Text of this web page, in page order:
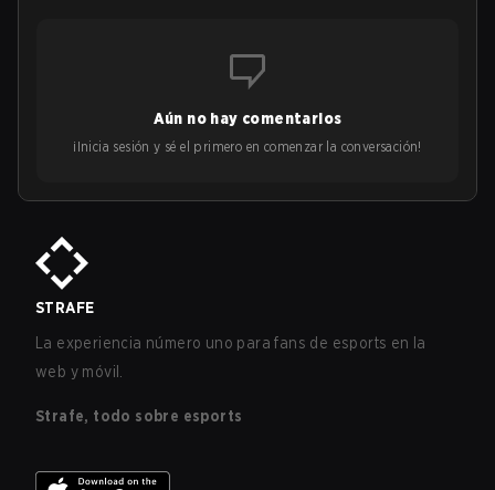
Aún no hay comentarios
¡Inicia sesión y sé el primero en comenzar la conversación!
STRAFE
La experiencia número uno para fans de esports en la
web y móvil.
Strafe, todo sobre esports